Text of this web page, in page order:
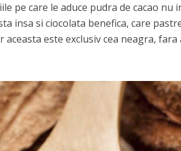
pe care le aduce pudra de cacao nu
insa si ciocolata benefica, care
aceasta este exclusiv cea neagra,